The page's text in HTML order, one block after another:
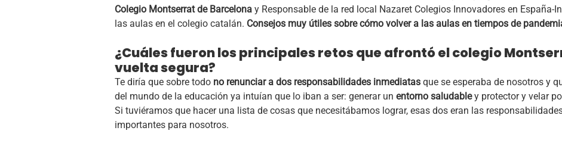
Colegio Montserrat de Barcelona y Responsable de la red local Nazaret Colegios Innovadores en España-
las aulas en el colegio catalán. Consejos muy útiles sobre cómo volver a las aulas en tiempos de
¿Cuáles fueron los principales retos que afrontó el colegio
vuelta segura?
Te diría que sobre todo no renunciar a dos responsabilidades inmediatas que se esperaba de nosotros y
del mundo de la educación ya intuían que lo iban a ser: generar un entorno saludabley protector y velar
Si tuviéramos que hacer una lista de cosas que necesitábamos lograr, esas dos eran las
importantes para nosotros.